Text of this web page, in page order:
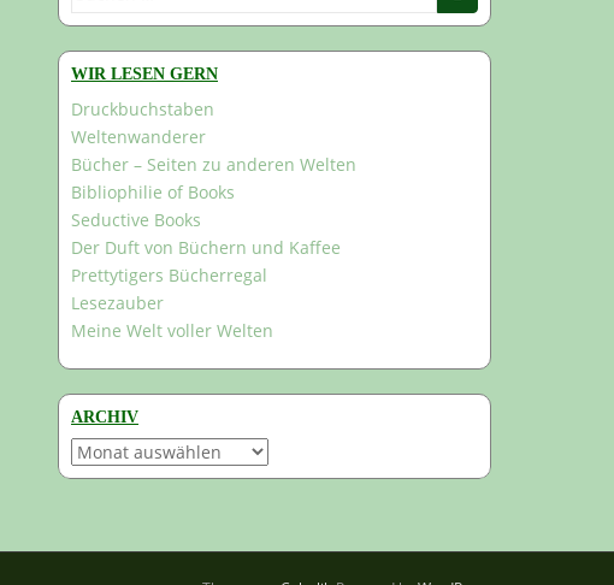
WIR LESEN GERN
Druckbuchstaben
Weltenwanderer
Bücher – Seiten zu anderen Welten
Bibliophilie of Books
Seductive Books
Der Duft von Büchern und Kaffee
Prettytigers Bücherregal
Lesezauber
Meine Welt voller Welten
ARCHIV
Archiv